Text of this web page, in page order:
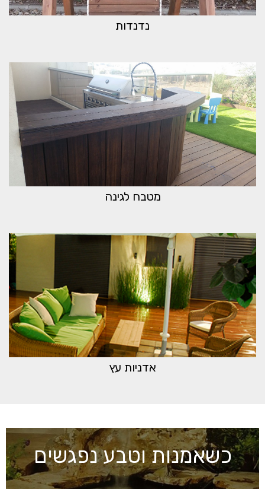
נדנדות
מטבח לגינה
אדניות עץ
כשאמנות וטבע נפגשים